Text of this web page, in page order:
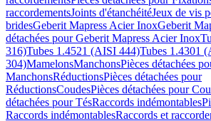
raccordementsJoints d'étanchéitéJeux de vis
bridesGeberit Mapress Acier InoxGeberit
détachées pour Geberit Mapress Acier Inox
316)Tubes 1.4521 (AISI 444)Tubes 1.4301
304)MamelonsManchonsPièces détachées
ManchonsRéductionsPièces détachées pour
RéductionsCoudesPièces détachées pour
détachées pour TésRaccords indémontables
Raccords indémontablesRaccords et